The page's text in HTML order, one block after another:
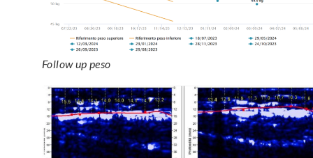
Follow up peso